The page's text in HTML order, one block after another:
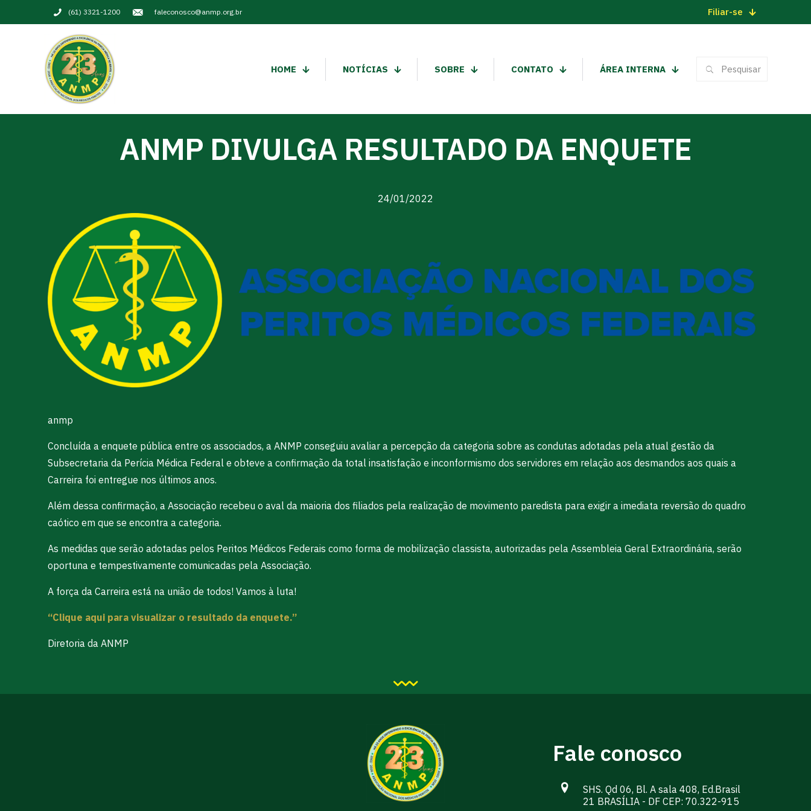
(61) 3321-1200 faleconosco@anmp.org.br Filiar-se
HOME NOTÍCIAS SOBRE CONTATO ÁREA INTERNA
ANMP DIVULGA RESULTADO DA ENQUETE
24/01/2022
anmp
Concluída a enquete pública entre os associados, a ANMP conseguiu avaliar a percepção da categoria sobre as condutas adotadas pela atual gestão da
Subsecretaria da Perícia Médica Federal e obteve a confirmação da total insatisfação e inconformismo dos servidores em relação aos desmandos aos quais a
Carreira foi entregue nos últimos anos.
Além dessa confirmação, a Associação recebeu o aval da maioria dos filiados pela realização de movimento paredista para exigir a imediata reversão do quadro
caótico em que se encontra a categoria.
As medidas que serão adotadas pelos Peritos Médicos Federais como forma de mobilização classista, autorizadas pela Assembleia Geral Extraordinária, serão
oportuna e tempestivamente comunicadas pela Associação.
A força da Carreira está na união de todos! Vamos à luta!
“Clique aqui para visualizar o resultado da enquete.”
Diretoria da ANMP
Fale conosco
SHS. Qd 06, Bl. A sala 408, Ed.Brasil
21 BRASÍLIA - DF CEP: 70.322-915